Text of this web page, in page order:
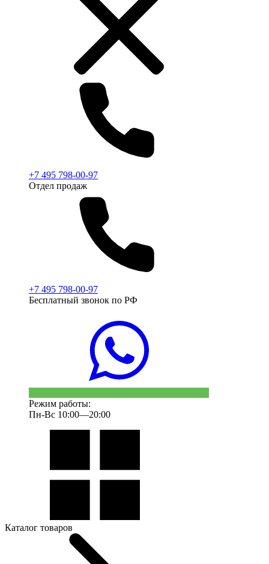
+7 495 798-00-97
Отдел продаж
+7 495 798-00-97
Бесплатный звонок по РФ
Режим работы:
Пн-Вс 10:00—20:00
Каталог товаров